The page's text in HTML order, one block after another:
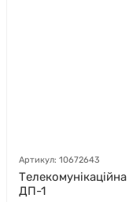
Артикул: 10672643
ДП-1